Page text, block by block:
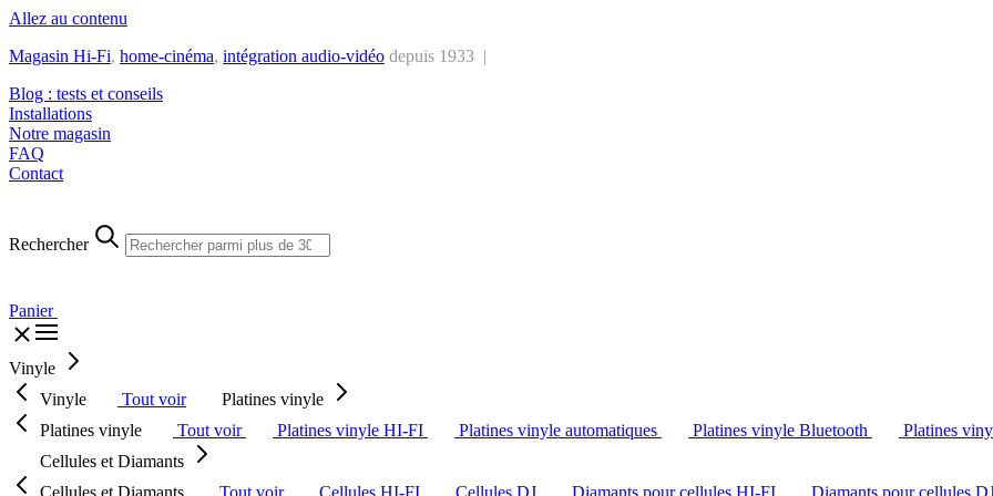
Allez au contenu
Magasin Hi-Fi, home-cinéma, intégration audio-vidéo depuis 1933 |
Blog : tests et conseils
Installations
Notre magasin
FAQ
Contact
Rechercher
Panier
Vinyle
Vinyle
Tout voir
Platines vinyle
Platines vinyle
Tout voir Platines vinyle HI-FI Platines vinyle automatiques Platines vinyle Bluetooth
Platines
Cellules et Diamants
Cellules et Diamants
Tout voir Cellules HI-FI Cellules DJ Diamants pour cellules HI-FI
Diamants pour cellules